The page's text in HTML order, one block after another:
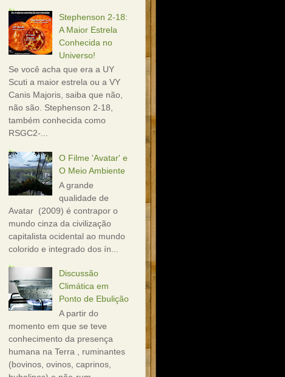
Stephenson 2-18:
A Maior Estrela
Conhecida no
Universo!
Se você acha que era a UY
Scuti a maior estrela ou a VY
Canis Majoris, saiba que não,
não são. Stephenson 2-18,
também conhecida como
RSGC2-...
O Filme 'Avatar' e
O Meio Ambiente
A grande
qualidade de
Avatar (2009) é contrapor o
mundo cinza da civilização
capitalista ocidental ao mundo
colorido e integrado dos ín...
Discussão
Climática em
Ponto de Ebulição
A partir do
momento em que se teve
conhecimento da presença
humana na Terra , ruminantes
(bovinos, ovinos, caprinos,